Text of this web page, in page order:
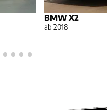
BMW X2
ab 2018